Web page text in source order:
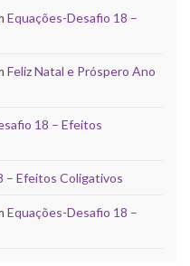
Equações-Desafio 18 –
Feliz Natal e Próspero Ano
18 – Efeitos
– Efeitos Coligativos
Equações-Desafio 18 –